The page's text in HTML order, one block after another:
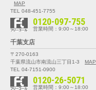
MAP
TEL 048-451-7755
0120-097-755
営業時間：9:00～18:00
千葉支店
〒270-0163
千葉県流山市南流山三丁目1-3
MAP
TEL 04-7151-0900
0120-26-5071
営業時間：9:00～18:00